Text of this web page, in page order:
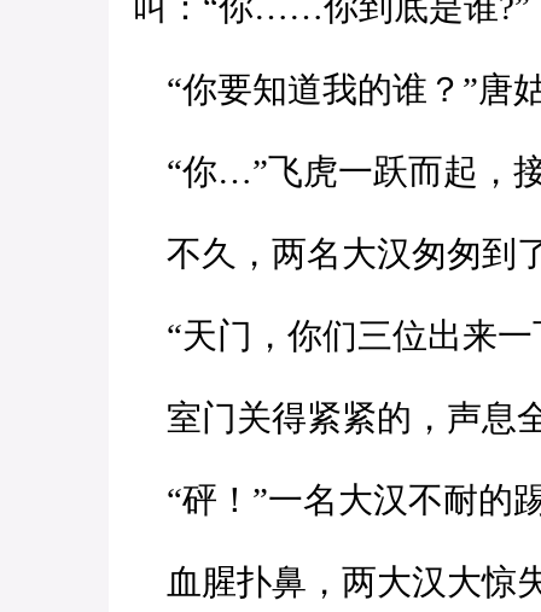
“你要知道我的谁？”唐
“你…”飞虎一跃而起，
不久，两名大汉匆匆到
“天门，你们三位出来一
室门关得紧紧的，声息
“砰！”一名大汉不耐的
血腥扑鼻，两大汉大惊